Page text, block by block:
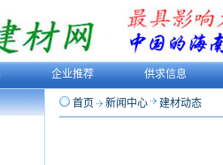
企业推荐 供求信息
首页 新闻中心 建材动态